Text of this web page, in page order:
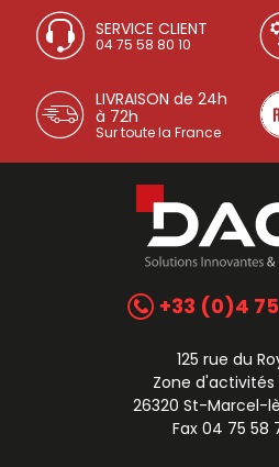
SERVICE CLIENT
04 75 58 80 10
LIVRAISON de 24h
à 72h
Sur toute la France
+33 (0)4
125 rue du
Zone d'activités
26320 St-Marcel-
Fax 04 75 58